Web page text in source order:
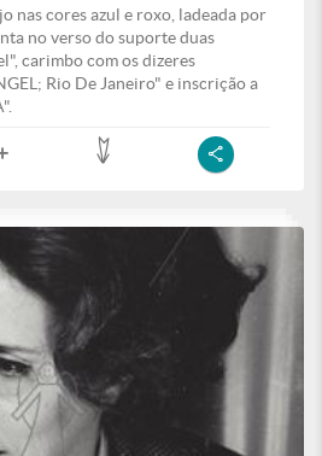
nas cores azul e roxo, ladeada por
no verso do suporte duas
carimbo com os dizeres
Rio De Janeiro" e inscrição a